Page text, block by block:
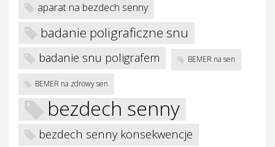
aparat na bezdech senny
badanie poligraficzne snu
badanie snu poligrafem BEMER na sen
BEMER na zdrowy sen
bezdech senny
bezdech senny konsekwencje